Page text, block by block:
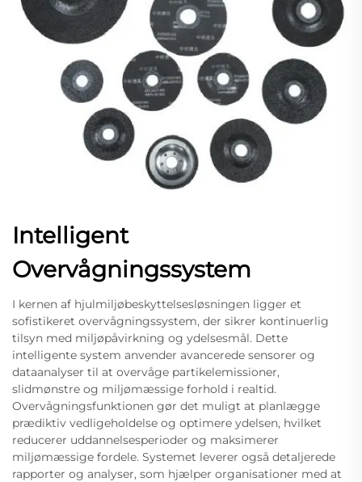
Intelligent
Overvågningssystem
I kernen af hjulmiljøbeskyttelsesløsningen ligger et
sofistikeret overvågningssystem, der sikrer kontinuerlig
tilsyn med miljøpåvirkning og ydelsesmål. Dette
intelligente system anvender avancerede sensorer og
dataanalyser til at overvåge partikelemissioner,
slidmønstre og miljømæssige forhold i realtid.
Overvågningsfunktionen gør det muligt at planlægge
prædiktiv vedligeholdelse og optimere ydelsen, hvilket
reducerer uddannelsesperioder og maksimerer
miljømæssige fordele. Systemet leverer også detaljerede
rapporter og analyser, som hjælper organisationer med at